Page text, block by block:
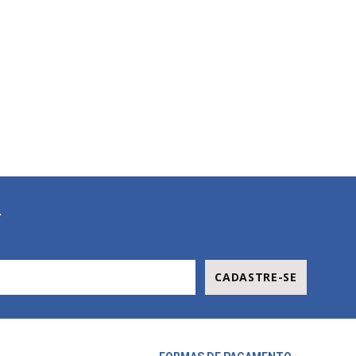
CADASTRE-SE